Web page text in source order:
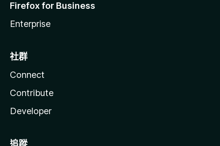
Firefox for Business
Enterprise
社群
Connect
Contribute
Developer
追蹤